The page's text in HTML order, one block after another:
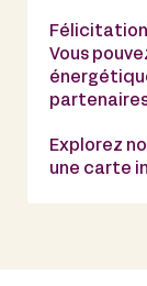
Vous
Explorez
une carte